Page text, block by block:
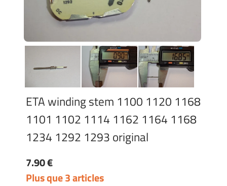
ETA winding stem 1100 1120 1168
1101 1102 1114 1162 1164 1168
1234 1292 1293 original
7.90 €
Plus que 3 articles